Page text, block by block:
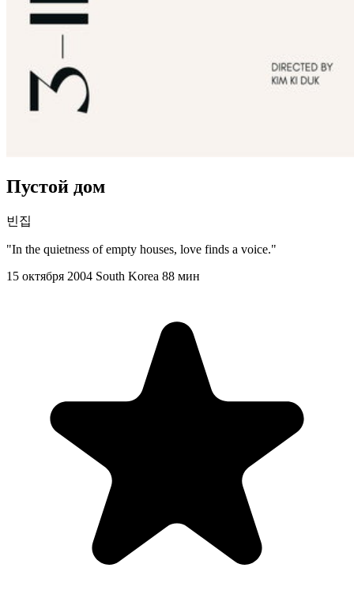
Пустой дом
빈집
"In the quietness of empty houses, love finds a voice."
15 октября 2004 South Korea 88 мин